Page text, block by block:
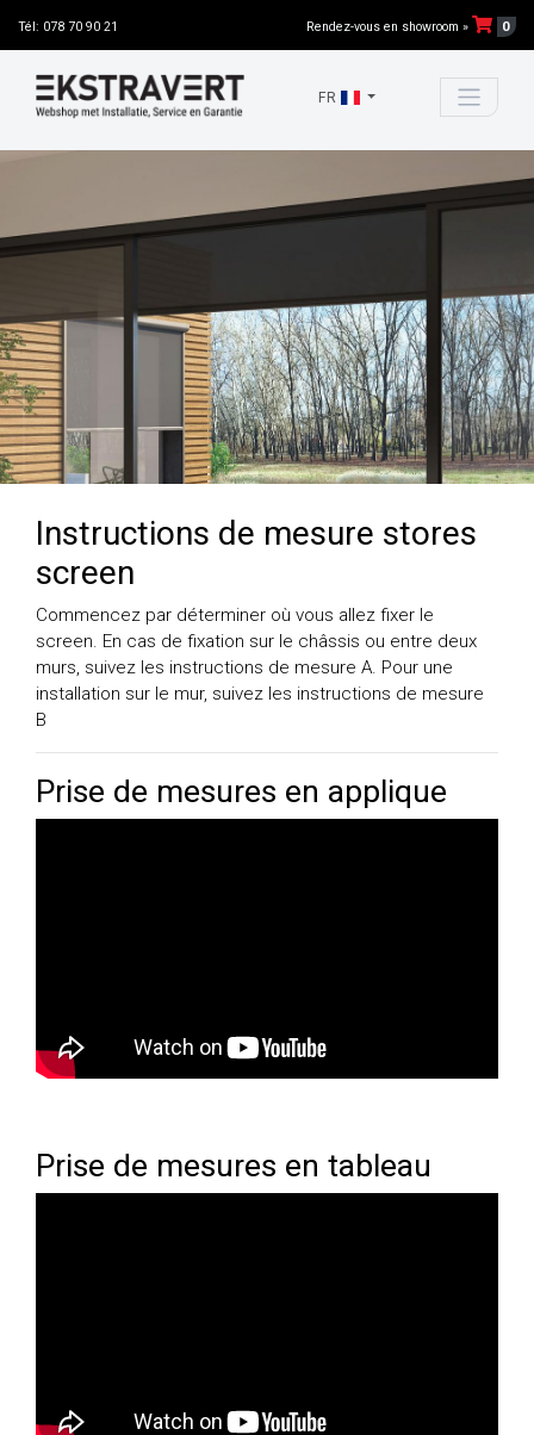
Tél: 078 70 90 21 Rendez-vous en showroom » 0
FR
Instructions de mesure stores
screen
Commencez par déterminer où vous allez fixer le
screen. En cas de fixation sur le châssis ou entre deux
murs, suivez les instructions de mesure A. Pour une
installation sur le mur, suivez les instructions de mesure
B
Prise de mesures en applique
Prise de mesures en tableau